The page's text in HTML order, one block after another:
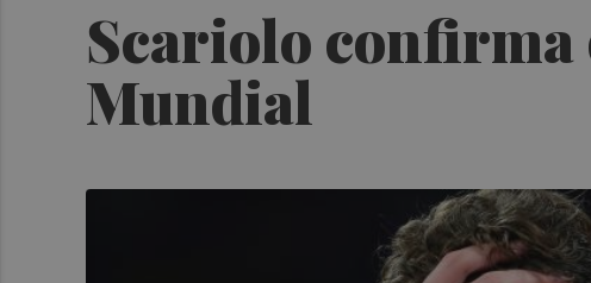
Scariolo confirma
Mundial